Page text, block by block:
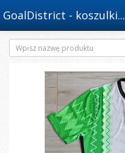
GoalDistrict - koszulki...